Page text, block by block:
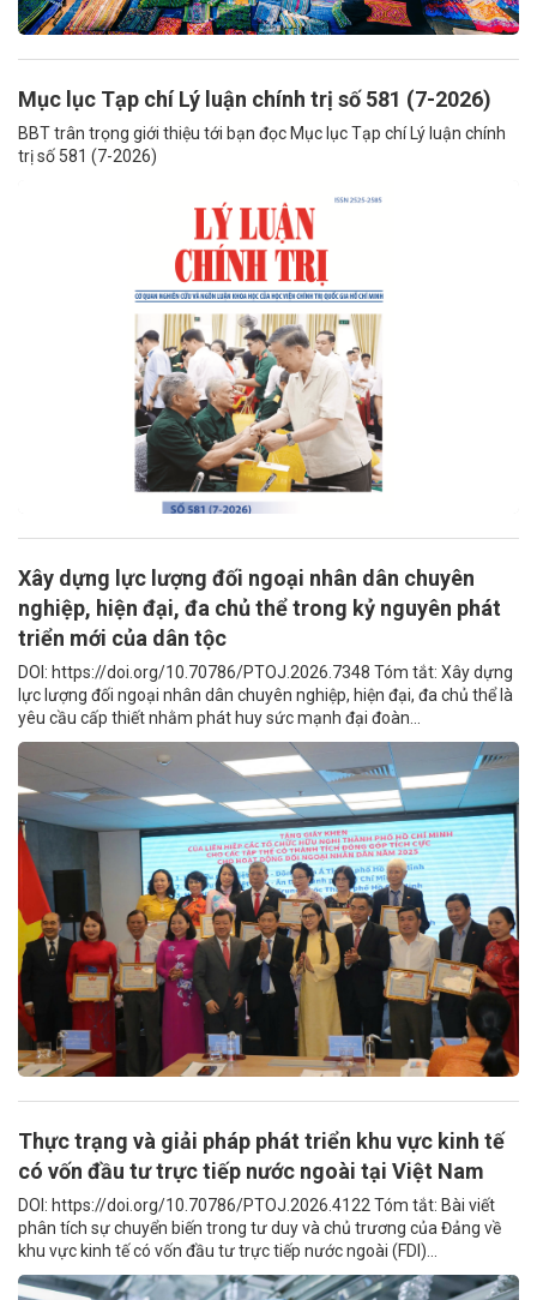
Mục lục Tạp chí Lý luận chính trị số 581 (7-2026)
BBT trân trọng giới thiệu tới bạn đọc Mục lục Tạp chí Lý luận chính
trị số 581 (7-2026)
Xây dựng lực lượng đối ngoại nhân dân chuyên
nghiệp, hiện đại, đa chủ thể trong kỷ nguyên phát
triển mới của dân tộc
DOI: https://doi.org/10.70786/PTOJ.2026.7348 Tóm tắt: Xây dựng
lực lượng đối ngoại nhân dân chuyên nghiệp, hiện đại, đa chủ thể là
yêu cầu cấp thiết nhằm phát huy sức mạnh đại đoàn...
Thực trạng và giải pháp phát triển khu vực kinh tế
có vốn đầu tư trực tiếp nước ngoài tại Việt Nam
DOI: https://doi.org/10.70786/PTOJ.2026.4122 Tóm tắt: Bài viết
phân tích sự chuyển biến trong tư duy và chủ trương của Đảng về
khu vực kinh tế có vốn đầu tư trực tiếp nước ngoài (FDI)...